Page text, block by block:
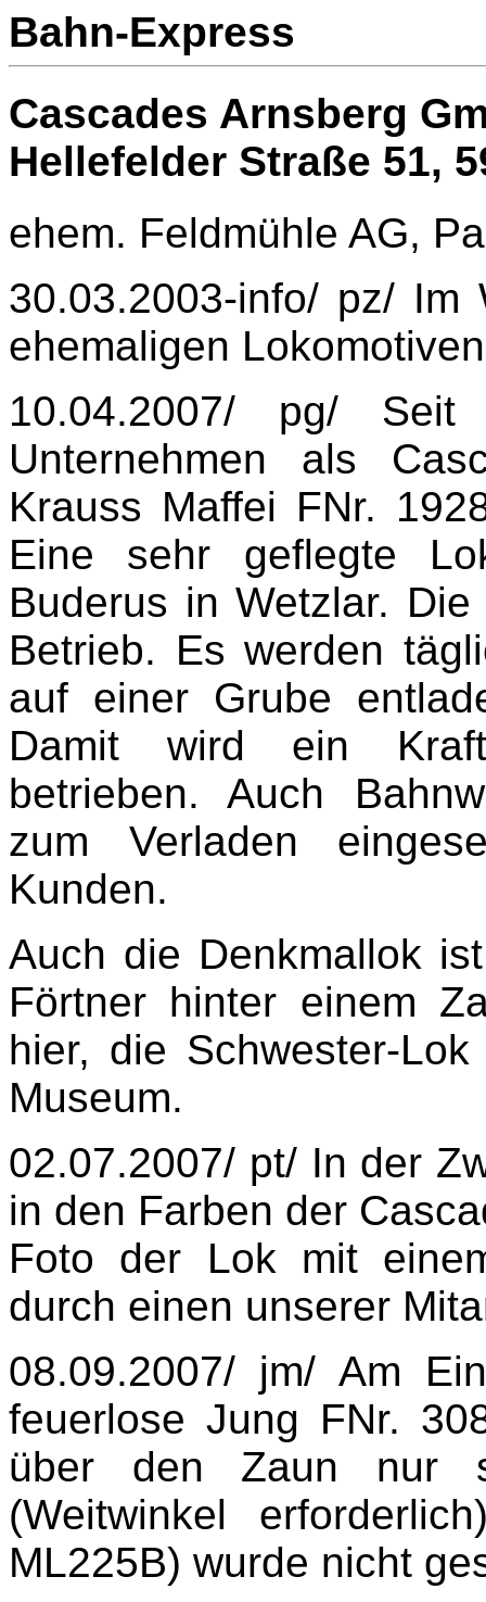
Bahn-Express
Cascades Arnsberg
Hellefelder Straße 51,
ehem. Feldmühle AG,
30.03.2003-info/ pz/ Im
ehemaligen
10.04.2007/ pg/
Unternehmen als
Krauss Maffei FNr.
Eine sehr geflegte
Buderus in Wetzlar.
Betrieb. Es werden
auf einer Grube
Damit wird ein
betrieben. Auch
zum Verladen
Kunden.
Auch die Denkmallok
Förtner hinter einem
hier, die Schwester-
Museum.
02.07.2007/ pt/ In der
in den Farben der
Foto der Lok mit
durch einen unserer
08.09.2007/ jm/ Am
feuerlose Jung FNr.
über den Zaun nur
(Weitwinkel
ML225B) wurde nicht